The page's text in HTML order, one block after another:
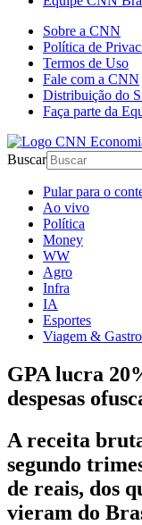
Sobre a CNN
Política de
Termos de Uso
Fale com a CNN
Distribuição do
Faça parte da
Buscar
Pular para o
Ao vivo
Política
Money
WW
Agro
Infra
IA
Esportes
Viagem &
GPA lucra
despesas
A receita
segundo
de reais, dos
vieram do